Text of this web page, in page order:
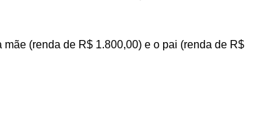
(renda de R$ 1.800,00) e o pai (renda de R$